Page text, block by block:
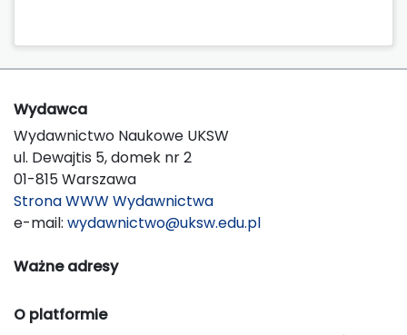
Wydawca
Wydawnictwo Naukowe UKSW
ul. Dewajtis 5, domek nr 2
01-815 Warszawa
Strona WWW Wydawnictwa
e-mail: wydawnictwo@uksw.edu.pl
Ważne adresy
O platformie